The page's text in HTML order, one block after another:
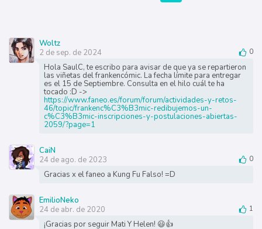
Woltz
2 de sep. de 2024
0
Hola SaulC, te escribo para avisar de que ya se repartieron
las viñetas del frankencómic. La fecha límite para entregar
es el 15 de Septiembre. Consulta en el hilo cuál te ha
tocado :D ->
https://www.faneo.es/forum/forum/actividades-y-retos-
46/topic/frankenc%C3%B3mic-redibujemos-un-
c%C3%B3mic-inscripciones-y-postulaciones-abiertas-
2059/?page=1
CaiN
24 de ago. de 2023
0
Gracias x el faneo a Kung Fu Falso! =D
EmilioNeko
24 de abr. de 2020
1
¡Gracias por seguir Mati Y Helen! 😃👍